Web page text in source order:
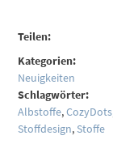
Teilen:
Kategorien:
Neuigkeiten
Schlagwörter:
Albstoffe,CozyDots
Stoffdesign, Stoffe